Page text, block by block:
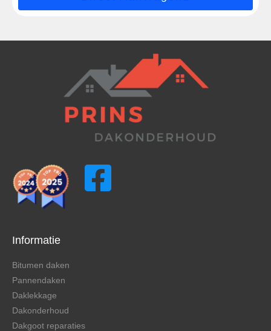
Informatie
Bitumen daken
Pannendaken
Daklekkage
Dakonderhoud
Dakgoot reparaties